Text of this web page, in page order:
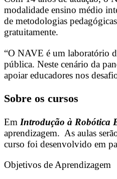
modalidade ensino médio
de metodologias
gratuitamente.
“O NAVE é um laboratório
pública. Neste cenário da
apoiar educadores nos
Sobre os cursos
Em Introdução à Robótica
aprendizagem. As aulas
curso foi desenvolvido em
Objetivos de Aprendizagem